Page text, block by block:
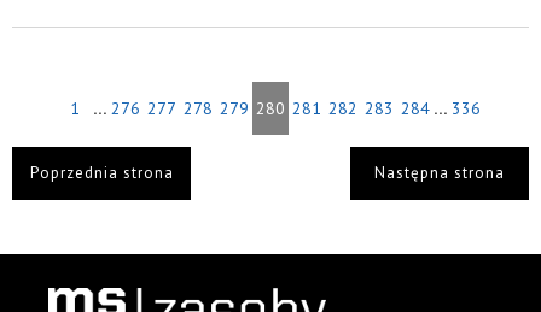
1 ... 276 277 278 279 280 281 282 283 284 ... 336
Poprzednia strona Następna strona